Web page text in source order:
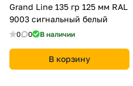
Grand Line 135 гр 125 мм RAL
9003 сигнальный белый
0 0 В наличии
В корзину